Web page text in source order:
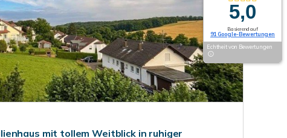
mit tollem Weitblick in ruhiger
5,0
Basierend auf
91 Google-Bewertungen
Echtheit von Bewertungen